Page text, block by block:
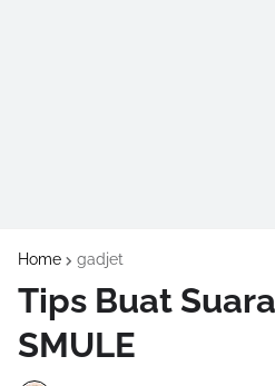
Home gadjet
Tips Buat
SMULE